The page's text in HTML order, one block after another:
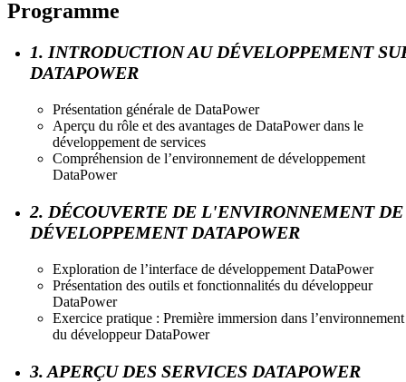
Programme
1. INTRODUCTION AU DÉVELOPPEMENT
DATAPOWER
Présentation générale de DataPower
Aperçu du rôle et des avantages de DataPower dans le
développement de services
Compréhension de l’environnement de développement
DataPower
2. DÉCOUVERTE DE L'ENVIRONNEMENT DE
DÉVELOPPEMENT DATAPOWER
Exploration de l’interface de développement DataPower
Présentation des outils et fonctionnalités du développeur
DataPower
Exercice pratique : Première immersion dans l’environnement
du développeur DataPower
3. APERÇU DES SERVICES DATAPOWER